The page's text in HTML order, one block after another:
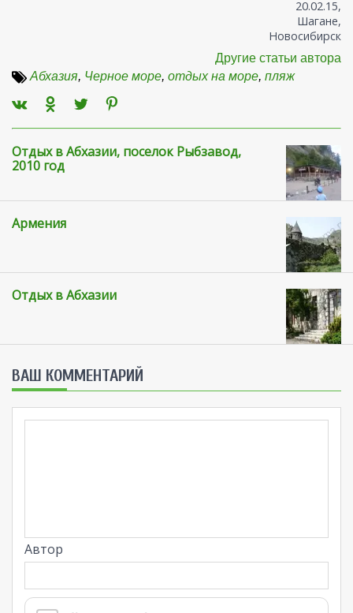
20.02.15,
Шагане,
Новосибирск
Другие статьи автора
Абхазия, Черное море, отдых на море, пляж
Отдых в Абхазии, поселок Рыбзавод,
2010 год
Армения
Отдых в Абхазии
ВАШ КОММЕНТАРИЙ
Автор